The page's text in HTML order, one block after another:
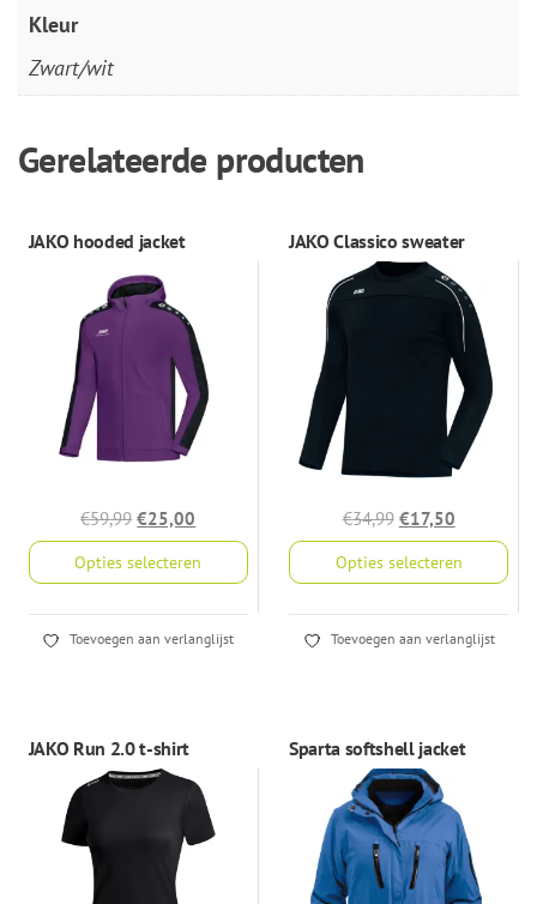
Kleur
Zwart/wit
Gerelateerde producten
JAKO hooded jacket
€59,99Oorspronkelijke
prijs
was:
€25,00
prijs
is:
Opties selecteren
Dit
product
variaties.
Deze
gekozen
Toevoegen aan verlanglijst
JAKO Classico sweater
€34,99 Oorspronkelijke
prijs
was:
€17,50Huidige
prijs
is:
Opties selecteren
Dit
product
variaties.
Deze
optie
kan
gekozen
Toevoegen aan verlanglijst
JAKO Run 2.0 t-shirt Sparta softshell jacket